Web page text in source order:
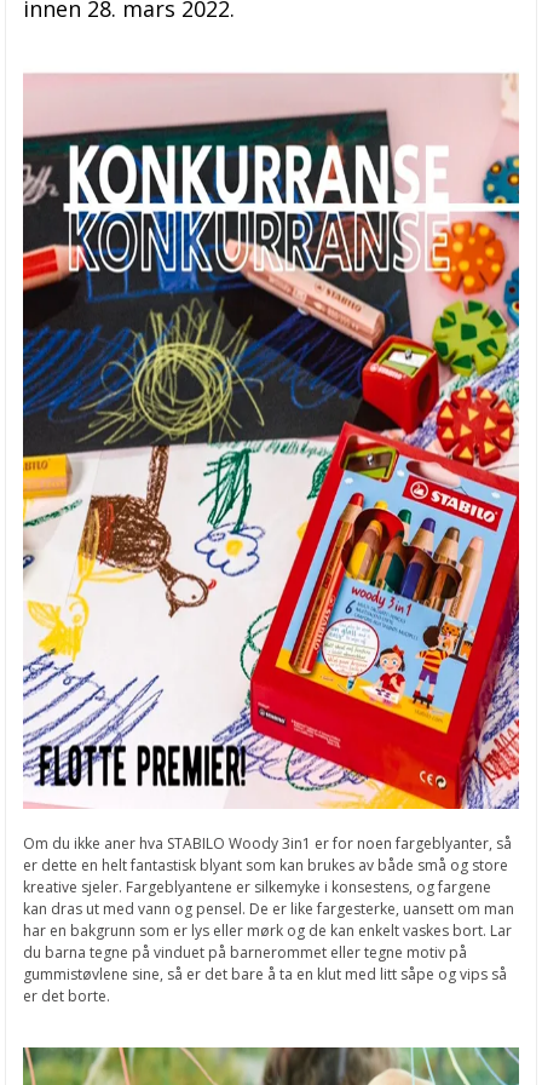
innen 28. mars 2022.
Om du ikke aner hva STABILO Woody 3in1 er for noen fargeblyanter, så
er dette en helt fantastisk blyant som kan brukes av både små og store
kreative sjeler. Fargeblyantene er silkemyke i konsestens, og fargene
kan dras ut med vann og pensel. De er like fargesterke, uansett om man
har en bakgrunn som er lys eller mørk og de kan enkelt vaskes bort. Lar
du barna tegne på vinduet på barnerommet eller tegne motiv på
gummistøvlene sine, så er det bare å ta en klut med litt såpe og vips så
er det borte.